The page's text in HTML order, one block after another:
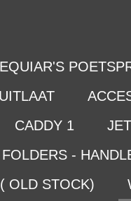
CADDY 1
FOLDERS -
OLD STOCK)